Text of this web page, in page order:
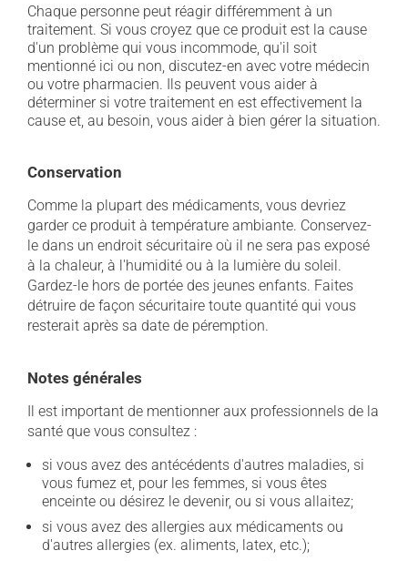
Chaque personne peut réagir différemment à un
traitement. Si vous croyez que ce produit est la cause
d'un problème qui vous incommode, qu'il soit
mentionné ici ou non, discutez-en avec votre médecin
ou votre pharmacien. Ils peuvent vous aider à
déterminer si votre traitement en est effectivement la
cause et, au besoin, vous aider à bien gérer la situation.
Conservation
Comme la plupart des médicaments, vous devriez
garder ce produit à température ambiante. Conservez-
le dans un endroit sécuritaire où il ne sera pas exposé
à la chaleur, à l'humidité ou à la lumière du soleil.
Gardez-le hors de portée des jeunes enfants. Faites
détruire de façon sécuritaire toute quantité qui vous
resterait après sa date de péremption.
Notes générales
Il est important de mentionner aux professionnels de la
santé que vous consultez :
si vous avez des antécédents d'autres maladies, si
vous fumez et, pour les femmes, si vous êtes
enceinte ou désirez le devenir, ou si vous allaitez;
si vous avez des allergies aux médicaments ou
d'autres allergies (ex. aliments, latex, etc.);